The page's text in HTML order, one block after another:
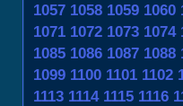
1057 1058 1059 1060
1071 1072 1073 1074
1085 1086 1087 1088
1099 1100 1101 1102
1113 1114 1115 1116